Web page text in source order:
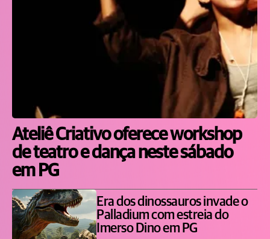
Ateliê Criativo oferece workshop
de teatro e dança neste sábado
em PG
Era dos dinossauros invade o
Palladium com estreia do
Imerso Dino em PG